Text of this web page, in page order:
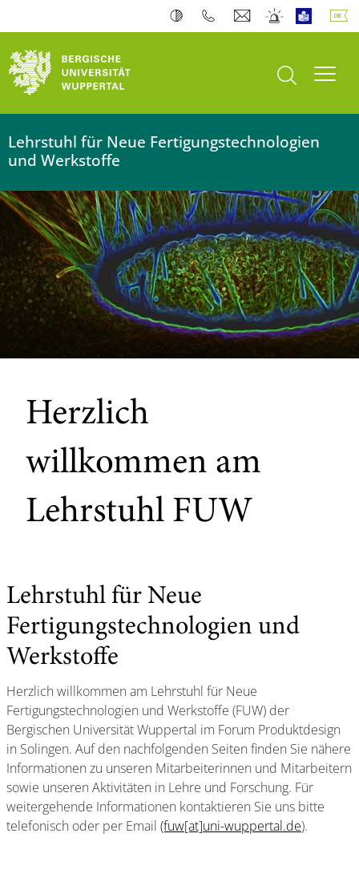
Suche öffnen
Lehrstuhl für Neue Fertigungstechnologien
und Werkstoffe
Bergische Universität Wuppertal
Herzlich
willkommen am
Lehrstuhl FUW
Lehrstuhl für Neue
Fertigungstechnologien und
Werkstoffe
Herzlich willkommen am Lehrstuhl für Neue
Fertigungstechnologien und Werkstoffe (FUW) der
Bergischen Universität Wuppertal im Forum Produktdesign
in Solingen. Auf den nachfolgenden Seiten finden Sie nähere
Informationen zu unseren Mitarbeiterinnen und Mitarbeitern
sowie unseren Aktivitäten in Lehre und Forschung. Für
weitergehende Informationen kontaktieren Sie uns bitte
telefonisch oder per Email (fuw[at]uni-wuppertal.de).